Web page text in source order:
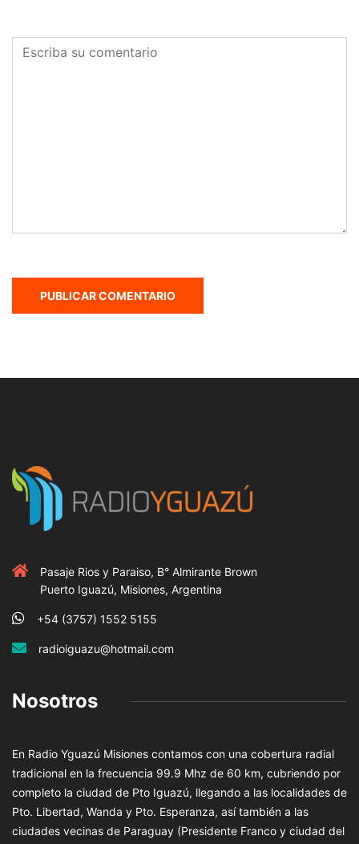
Pasaje Rios y Paraiso, B° Almirante Brown
Puerto Iguazú, Misiones, Argentina
+54 (3757) 1552 5155
radioiguazu@hotmail.com
Nosotros
En Radio Yguazú Misiones contamos con una cobertura radial
tradicional en la frecuencia 99.9 Mhz de 60 km, cubriendo por
completo la ciudad de Pto Iguazú, llegando a las localidades de
Pto. Libertad, Wanda y Pto. Esperanza, así también a las
ciudades vecinas de Paraguay (Presidente Franco y ciudad del